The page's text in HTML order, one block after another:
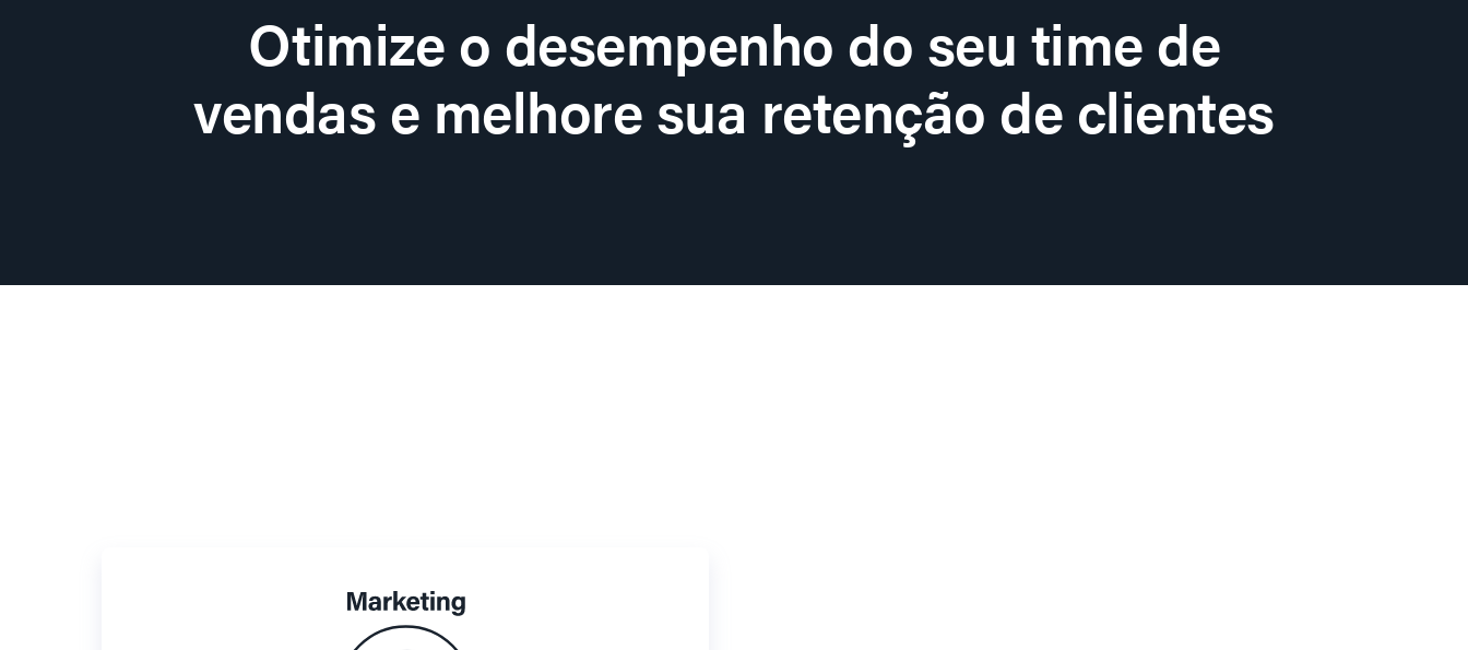
Otimize o desempenho do seu time de
vendas e melhore sua retenção de clientes